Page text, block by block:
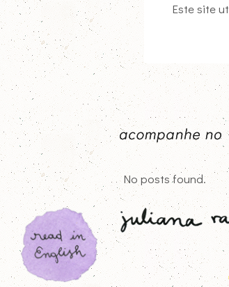
Este site
No posts found.